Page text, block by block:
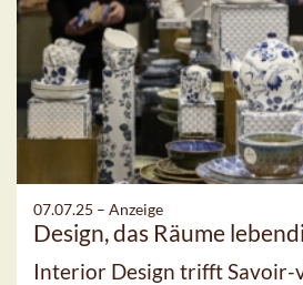
07.07.25 – Anzeige
Design, das Räume
Interior Design trifft Savoir-